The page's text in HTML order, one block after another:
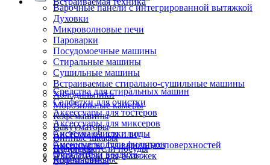
Варочные панели с интегрированной вытяжкой
Духовки
Микроволновые печи
Пароварки
Посудомоечные машины
Стиральные машины
Сушильные машины
Встраиваемые стирально-сушильные машины
Холодильники
Морозильные камеры
Кофемашины
Вакууматоры
Винные шкафы
Подогреватели посуды
Ящики сомелье
Блендеры
Кофемашины
Очистители воздуха
Системы очистки воды
Сменные модули фильтров
Аксессуары для тостеров
Аксессуары для миксеров
Аксессуары для плит
Аксессуары для варочных поверхностей
Аксессуары для вытяжек
Средства для стиральных машин
Салфетки для очистки